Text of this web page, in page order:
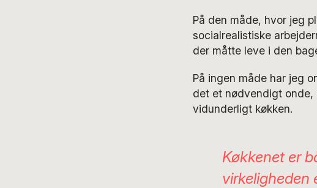
På den måde, hvor jeg
socialrealistiske
der måtte leve i den
På ingen måde har jeg
det et nødvendigt onde,
vidunderligt køkken.
Køkkenet er
virkeligheden